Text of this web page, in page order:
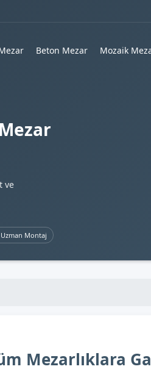
Beton Mezar Mozaik
ve
Uzman Montaj
Mezarlıklara